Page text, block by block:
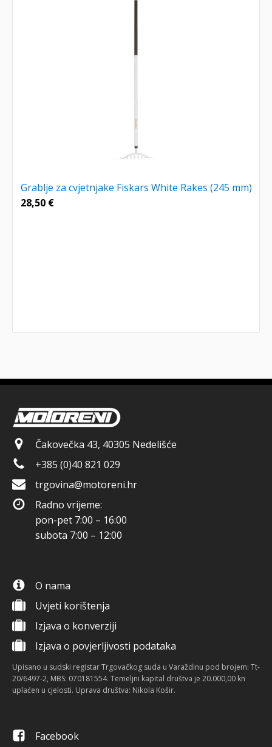
Grablje za cvjetnjake Fiskars White Rakes (245 mm)
28,50 €
Čakovečka 43, 40305 Nedelišće
+385 (0)40 821 029
trgovina@motoreni.hr
Radno vrijeme:
pon-pet 7:00 – 16:00
subota 7:00 – 12:00
O nama
Uvjeti korištenja
Izjava o konverziji
Izjava o povjerljivosti podataka
Upisano u sudski registar Trgovačkog suda u Varaždinu pod brojem: Tt-
20/6497-2, MBS: 070181554. Temeljni kapital društva je 20.000,00 kn
uplaćen u cjelosti. Uprava društva: Nikola Košir.
Facebook